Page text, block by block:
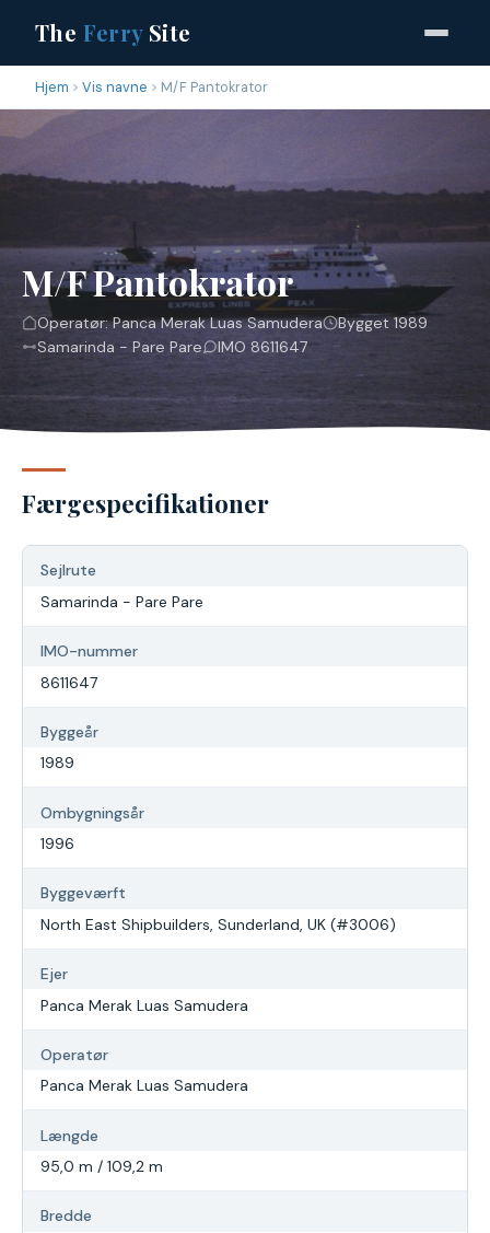
The FerrySite
Hjem Vis navne M/F Pantokrator
M/F Pantokrator
Operatør: Panca Merak Luas Samudera
Bygget 1989
Samarinda - Pare Pare
IMO 8611647
Færgespecifikationer
Sejlrute
Samarinda - Pare Pare
IMO-nummer
8611647
Byggeår
1989
Ombygningsår
1996
Byggeværft
North East Shipbuilders, Sunderland, UK (#3006)
Ejer
Panca Merak Luas Samudera
Operatør
Panca Merak Luas Samudera
Længde
95,0 m / 109,2 m
Bredde